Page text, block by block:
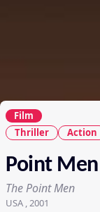
Film
Thriller
Action
Point Men
The Point Men
USA , 2001